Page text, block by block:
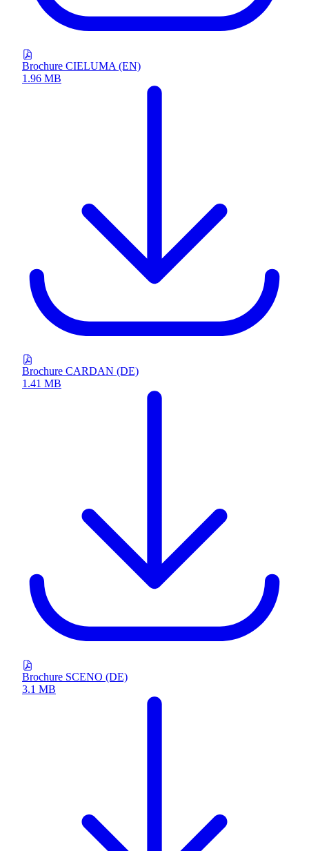
Brochure CIELUMA (EN)
1.96 MB
Brochure CARDAN (DE)
1.41 MB
Brochure SCENO (DE)
3.1 MB